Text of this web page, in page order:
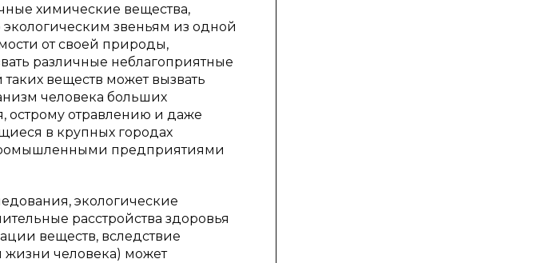
химические вещества,
экологическим звеньям из одной
от своей природы,
различные неблагоприятные
веществ может вызвать
человека больших
острому отравлению и даже
в крупных городах
предприятиями
экологические
расстройства здоровья
веществ, вследствие
жизни человека) может